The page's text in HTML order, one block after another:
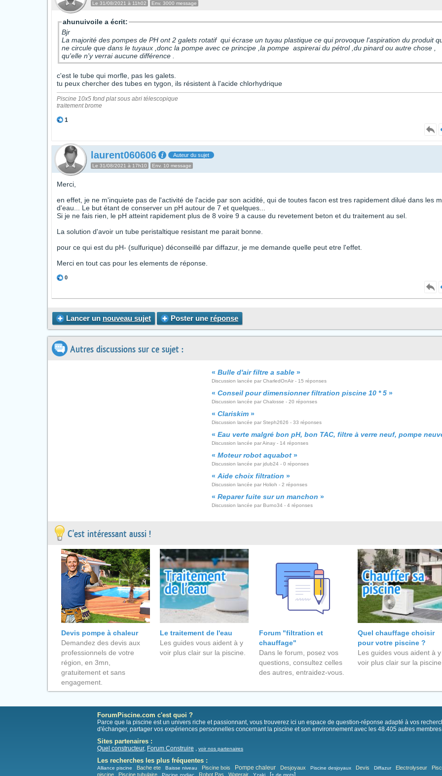
Le 31/08/2021 à 11h02 Env. 3000 message
ahunuivoile a écrit:
Bjr
La majorité des pompes de PH ont 2 galets rotatif qui écrase un tuyau plastique ce qui provoque l'aspiration du produit
ne circule que dans le tuyaux ,donc la pompe avec ce principe ,la pompe aspirerai du pétrol ,du pinard ou autre chose ,
qu'elle n'y verrai aucune différence .
c'est le tube qui morfle, pas les galets.
tu peux chercher des tubes en tygon, ils résistent à l'acide chlorhydrique
Piscine 10x5 fond plat sous abri télescopique
traitement brome
1
laurent060606 Auteur du sujet
Le 31/08/2021 à 17h10 Env. 10 message
Merci,
en effet, je ne m'inquiete pas de l'activité de l'acide par son acidité, qui de toutes facon est tres rapidement dilué dans les
d'eau... Le but étant de conserver un pH autour de 7 et quelques...
Si je ne fais rien, le pH atteint rapidement plus de 8 voire 9 a cause du revetement beton et du traitement au sel.
La solution d'avoir un tube peristaltique resistant me parait bonne.
pour ce qui est du pH- (sulfurique) déconseillé par diffazur, je me demande quelle peut etre l'effet.
Merci en tout cas pour les elements de réponse.
0
Lancer un nouveau sujet Poster une réponse
Autres discussions sur ce sujet :
« Bulle d'air filtre a sable »
Discussion lancée par CharledOnAir - 15 réponses
« Conseil pour dimensionner filtration piscine 10 * 5 »
Discussion lancée par Chalosse - 20 réponses
« Clariskim »
Discussion lancée par Steph2626 - 33 réponses
« Eau verte malgré bon pH, bon TAC, filtre à verre neuf, pompe
Discussion lancée par Ainay - 14 réponses
« Moteur robot aquabot »
Discussion lancée par jdub24 - 0 réponses
« Aide choix filtration »
Discussion lancée par Holioh - 2 réponses
« Reparer fuite sur un manchon »
Discussion lancée par Burno34 - 4 réponses
C'est intéressant aussi !
Devis pompe à chaleur
Demandez des devis aux
professionnels de votre
région, en 3mn,
gratuitement et sans
engagement.
Le traitement de l'eau
Les guides vous aident à y
voir plus clair sur la piscine.
Forum "filtration et
chauffage"
Dans le forum, posez vos
questions, consultez celles
des autres, entraidez-vous.
Quel chauffage choisir
pour votre piscine ?
Les guides vous aident à y
voir plus clair sur la
ForumPiscine.com c'est quoi ?
Parce que la piscine est un univers riche et passionnant, vous trouverez ici un espace de question-réponse adapté à vos
d'échanger, partager vos expériences personnelles concernant la piscine et son environnement avec les 48.405 autres membres
Sites partenaires :
Quel constructeur, Forum Construire , voir nos partenaires
Les recherches les plus fréquentes :
Alliance piscine Bache ete Baisse niveau Piscine bois Pompe chaleur Desjoyaux Piscine desjoyaux Devis Diffazur Electrolyseur
piscine
Piscine tubulaire Piscine zodiac Robot Pas Waterair Yzaki [+ de mots]